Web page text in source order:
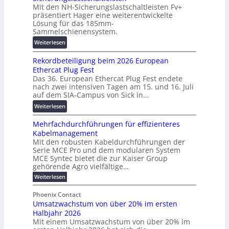
e
T
r
a
n
s
p
a
r
e
n
z
:
F
o
r
s
h
u
n
g
s
f
r
d
e
r
u
n
g
b
r
a
u
t
a
-
X
2
0
2
7
w
i
r
d
z
u
m
E
n
e
r
g
u
Mit den NH-Sicherungslastschaltleisten Fv+
präsentiert Hager eine weiterentwickelte
Lösung für das 185mm-
Sammelschienensystem.
Weiterlesen:
W
e
i
t
e
r
e
n
t
w
i
c
k
e
l
e
N
H
-
Rekordbeteiligung beim 2026 European
Ethercat Plug Fest
Das 36. European Ethercat Plug Fest endete
nach zwei intensiven Tagen am 15. und 16. Juli
auf dem SIA-Campus von Sick in…
Weiterlesen:
R
e
k
o
r
d
b
e
t
e
i
l
i
Mehrfachdurchführungen für effizienteres
Kabelmanagement
Mit den robusten Kabeldurchführungen der
Serie MCE Pro und dem modularen System
MCE Syntec bietet die zur Kaiser Group
gehörende Agro vielfältige…
Weiterlesen:
M
h
r
f
a
c
Phoenix Contact
Umsatzwachstum von über 20% im ersten
Halbjahr 2026
Mit einem Umsatzwachstum von über 20% im